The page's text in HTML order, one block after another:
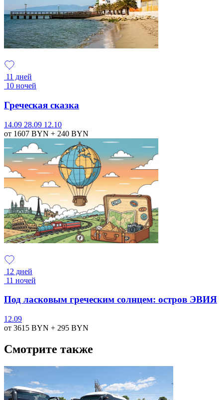
11 дней
10 ночей
Греческая сказка
14.09 28.09 12.10
от 1607 BYN + 240 BYN
12 дней
11 ночей
Под ласковым греческим солнцем: остров ЭВИЯ
12.09
от 3615 BYN + 295 BYN
Смотрите также